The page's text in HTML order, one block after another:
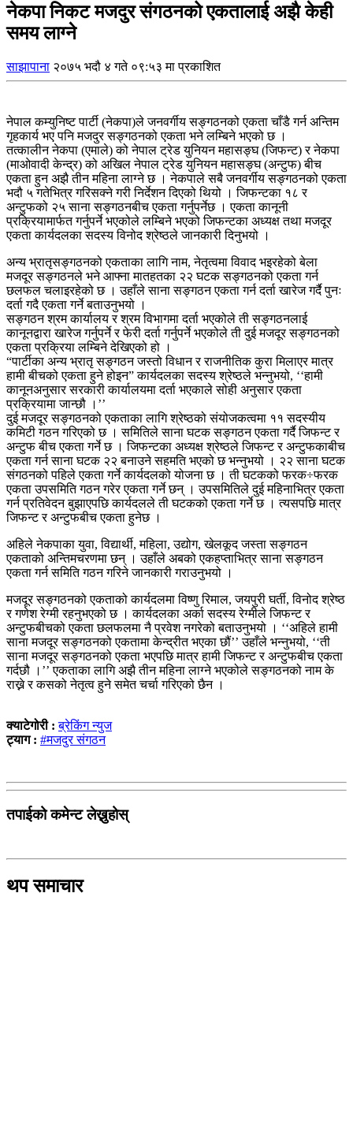
नेकपा निकट मजदुर संगठनको एकतालाई अझै केही
समय लाग्ने
साझापाना २०७५ भदौ ४ गते ०९:५३ मा प्रकाशित
नेपाल कम्युनिष्ट पार्टी (नेकपा)ले जनवर्गीय सङ्गठनको एकता चाँडै गर्न अन्तिम
गृहकार्य भए पनि मजदुर सङ्गठनको एकता भने लम्बिने भएको छ ।
तत्कालीन नेकपा (एमाले) को नेपाल ट्रेड युनियन महासङ्घ (जिफन्ट) र नेकपा
(माओवादी केन्द्र) को अखिल नेपाल ट्रेड युनियन महासङ्घ (अन्टुफ) बीच
एकता हुन अझै तीन महिना लाग्ने छ । नेकपाले सबै जनवर्गीय सङ्गठनको एकता
भदौ ५ गतेभित्र गरिसक्ने गरी निर्देशन दिएको थियो । जिफन्टका १८ र
अन्टुफको २५ साना सङ्गठनबीच एकता गर्नुपर्नेछ । एकता कानूनी
प्रक्रियामार्फत गर्नुपर्ने भएकोले लम्बिने भएको जिफन्टका अध्यक्ष तथा मजदूर
एकता कार्यदलका सदस्य विनोद श्रेष्ठले जानकारी दिनुभयो ।
अन्य भ्रातृसङ्गठनको एकताका लागि नाम, नेतृत्वमा विवाद भइरहेको बेला
मजदूर सङ्गठनले भने आफ्ना मातहतका २२ घटक सङ्गठनको एकता गर्न
छलफल चलाइरहेको छ । उहाँले साना सङ्गठन एकता गर्न दर्ता खारेज गर्दै पुनः
दर्ता गदै एकता गर्ने बताउनुभयो ।
सङ्गठन श्रम कार्यालय र श्रम विभागमा दर्ता भएकोले ती सङ्गठनलाई
कानूनद्वारा खारेज गर्नुपर्ने र फेरी दर्ता गर्नुपर्ने भएकोले ती दुई मजदूर सङ्गठनको
एकता प्रक्रिया लम्बिने देखिएको हो ।
“पार्टीका अन्य भ्रातृ सङ्गठन जस्तो विधान र राजनीतिक कुरा मिलाएर मात्र
हामी बीचको एकता हुने होइन” कार्यदलका सदस्य श्रेष्ठले भन्नुभयो, ‘‘हामी
कानूनअनुसार सरकारी कार्यालयमा दर्ता भएकाले सोही अनुसार एकता
प्रक्रियामा जान्छौ ।’’
दुई मजदूर सङ्गठनको एकताका लागि श्रेष्ठको संयोजकत्वमा ११ सदस्यीय
कमिटी गठन गरिएको छ । समितिले साना घटक सङ्गठन एकता गर्दै जिफन्ट र
अन्टुफ बीच एकता गर्ने छ । जिफन्टका अध्यक्ष श्रेष्ठले जिफन्ट र अन्टुफकाबीच
एकता गर्न साना घटक २२ बनाउने सहमति भएको छ भन्नुभयो । २२ साना घटक
संगठनको पहिले एकता गर्ने कार्यदलको योजना छ । ती घटकको फरक÷फरक
एकता उपसमिति गठन गरेर एकता गर्ने छन् । उपसमितिले दुई महिनाभित्र एकता
गर्न प्रतिवेदन बुझाएपछि कार्यदलले ती घटकको एकता गर्ने छ । त्यसपछि मात्र
जिफन्ट र अन्टुफबीच एकता हुनेछ ।
अहिले नेकपाका युवा, विद्यार्थी, महिला, उद्योग, खेलकूद जस्ता सङ्गठन
एकताको अन्तिमचरणमा छन् । उहाँले अबको एकहप्ताभित्र साना सङ्गठन
एकता गर्न समिति गठन गरिने जानकारी गराउनुभयो ।
मजदूर सङ्गठनको एकताको कार्यदलमा विष्णु रिमाल, जयपुरी घर्ती, विनोद श्रेष्ठ
र गणेश रेग्मी रहनुभएको छ । कार्यदलका अर्का सदस्य रेग्मीले जिफन्ट र
अन्टुफबीचको एकता छलफलमा नै प्रवेश नगरेको बताउनुभयो । ‘‘अहिले हामी
साना मजदूर सङ्गठनको एकतामा केन्द्रीत भएका छौं’’ उहाँले भन्नुभयो, ‘‘ती
साना मजदूर सङ्गठनको एकता भएपछि मात्र हामी जिफन्ट र अन्टुफबीच एकता
गर्दछौ ।’’ एकताका लागि अझै तीन महिना लाग्ने भएकोले सङ्गठनको नाम के
राख्ने र कसको नेतृत्व हुने समेत चर्चा गरिएको छैन ।
क्याटेगोरी :ब्रेकिंग न्युज
ट्याग : #मजदुर संगठन
तपाईको कमेन्ट लेख्नुहोस्
थप समाचार